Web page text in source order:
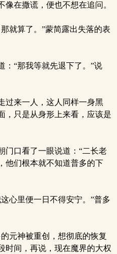
在撒谎，便也不想在追问。
就算了。”蒙简露出失落的表
“那我等就先退下了。”说
过来一人，这人同样一身黑
，只是从身形上来看，应该是
口看了一眼说道：“二长老
他们根本就不知道普多的下
心里便一日不得安宁。”普多
元神被重创，想彻底的恢复
时间，再说，现在魔界的大权